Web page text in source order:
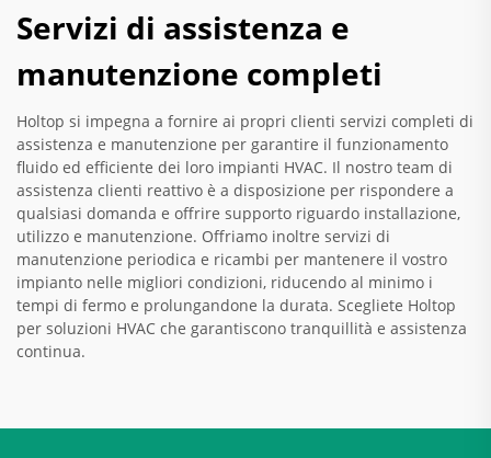
Servizi di assistenza e
manutenzione completi
Holtop si impegna a fornire ai propri clienti servizi completi di
assistenza e manutenzione per garantire il funzionamento
fluido ed efficiente dei loro impianti HVAC. Il nostro team di
assistenza clienti reattivo è a disposizione per rispondere a
qualsiasi domanda e offrire supporto riguardo installazione,
utilizzo e manutenzione. Offriamo inoltre servizi di
manutenzione periodica e ricambi per mantenere il vostro
impianto nelle migliori condizioni, riducendo al minimo i
tempi di fermo e prolungandone la durata. Scegliete Holtop
per soluzioni HVAC che garantiscono tranquillità e assistenza
continua.